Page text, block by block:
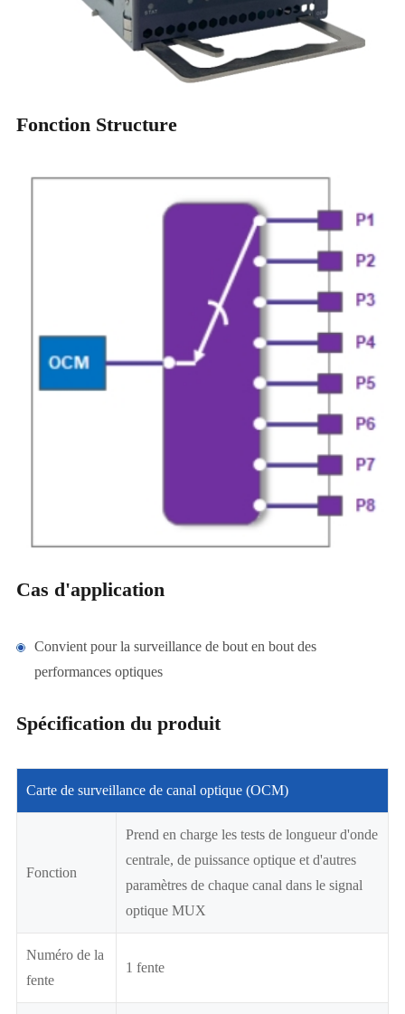
Fonction Structure
Cas d'application
Convient pour la surveillance de bout en bout des
performances optiques
Spécification du produit
Carte de surveillance de canal optique (OCM)
Fonction
Prend en charge les tests de longueur d'onde
centrale, de puissance optique et d'autres
paramètres de chaque canal dans le signal
optique MUX
Numéro de la
fente
1 fente